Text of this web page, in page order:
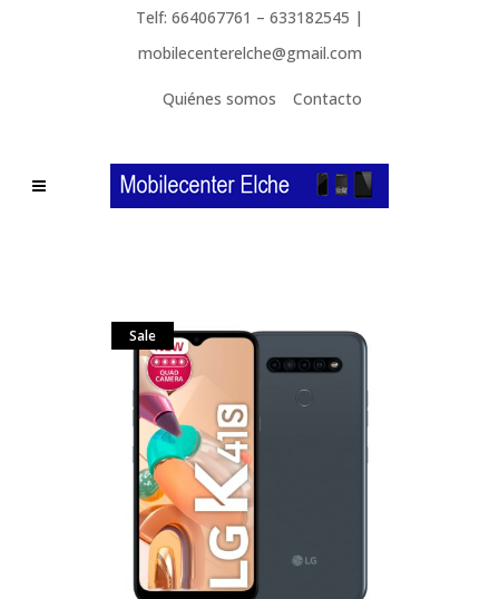
Telf: 664067761 – 633182545 |
mobilecenterelche@gmail.com
Quiénes somos Contacto
Sale